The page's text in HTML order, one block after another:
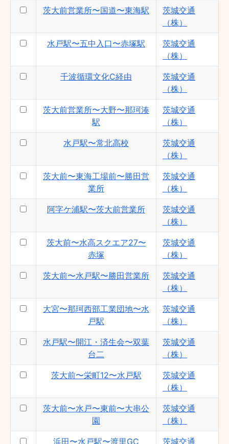
茨大前〜アクア〜那珂湊駅 - 茨城交通
（株）
茨大前〜水戸駅〜大洗〜那珂湊駅 - 茨城交
通（株）
阿字ケ浦駅〜茨大前営業所 - 茨城交通
（株）
茨大前〜茨大正門〜栄町〜水戸駅 - 茨城交
浜田〜水戸駅〜野口車庫 - 茨城交通（株）
浜田〜水戸駅〜渡里GC - 茨城交通（株）
双葉台二〜開江〜水戸駅 - 茨城交通（株）
水戸駅〜下江戸 - 茨城交通（株）
若宮団地〜茨大前〜水戸NT - 茨城交通
（株）
茨大前〜大野〜平磯中学校下 - 茨城交通
（株）
茨大前営業所〜国道〜東海駅
茨城交通
（株）
水戸駅〜五中入口〜赤塚駅
茨城交通
（株）
千波循環文化C経由
茨城交通
（株）
茨大前営業所〜大野〜那珂湊
駅
茨城交通
（株）
水戸駅〜常北高校
茨城交通
（株）
茨大前〜東海工場前〜勝田営
業所
茨城交通
（株）
阿字ケ浦駅〜茨大前営業所
茨城交通
（株）
茨大前〜水高スクエア27〜
赤塚
茨城交通
（株）
茨大前〜水戸駅〜勝田営業所
茨城交通
（株）
大宮〜那珂西部工業団地〜水
戸駅
茨城交通
（株）
水戸駅〜開江・済生会〜双葉
台二
茨城交通
（株）
茨大前〜栄町12〜水戸駅
茨城交通
（株）
茨大前〜水戸〜東前〜大串公
園
茨城交通
（株）
浜田〜水戸駅〜渡里GC 茨城交通